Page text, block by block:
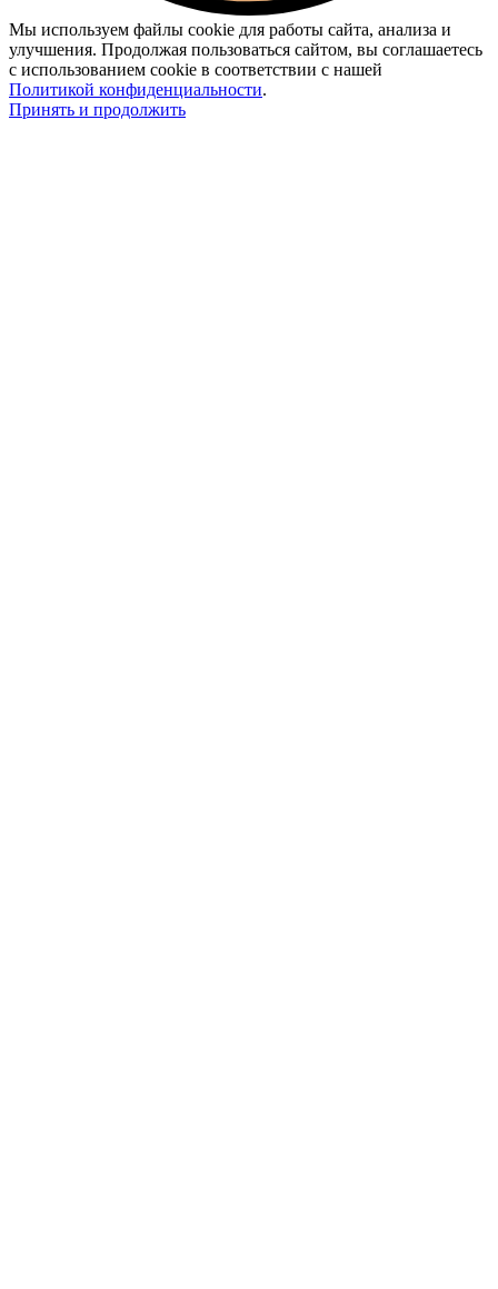
Мы используем файлы cookie для работы сайта, анализа и
улучшения. Продолжая пользоваться сайтом, вы соглашаетесь
с использованием cookie в соответствии с нашей
Политикой конфиденциальности.
Принять и продолжить